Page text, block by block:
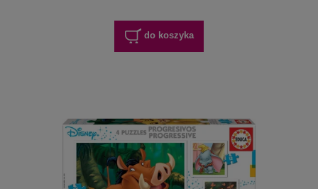
do koszyka